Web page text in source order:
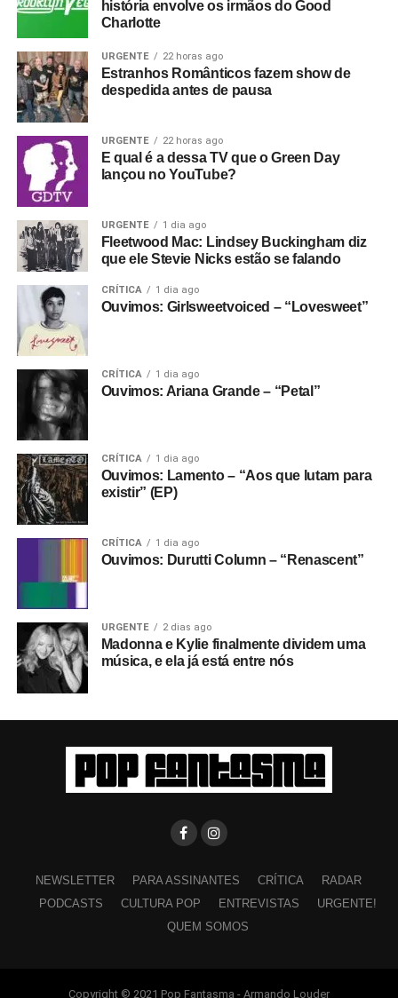
história envolve os irmãos do Good
Charlotte
URGENTE 22 horas ago
Estranhos Românticos fazem show de
despedida antes de pausa
URGENTE 22 horas ago
E qual é a dessa TV que o Green Day
lançou no YouTube?
URGENTE 1 dia ago
Fleetwood Mac: Lindsey Buckingham diz
que ele Stevie Nicks estão se falando
CRÍTICA 1 dia ago
Ouvimos: Girlsweetvoiced – “Lovesweet”
CRÍTICA 1 dia ago
Ouvimos: Ariana Grande – “Petal”
CRÍTICA 1 dia ago
Ouvimos: Lamento – “Aos que lutam para
existir” (EP)
CRÍTICA 1 dia ago
Ouvimos: Durutti Column – “Renascent”
URGENTE 2 dias ago
Madonna e Kylie finalmente dividem uma
música, e ela já está entre nós
NEWSLETTER PARA ASSINANTES CRÍTICA
RADAR
PODCASTS
CULTURA POP ENTREVISTAS
URGENTE!
QUEM SOMOS
Copyright © 2021 Pop Fantasma - Armando Louder